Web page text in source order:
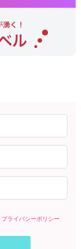
プライバシーポリシー